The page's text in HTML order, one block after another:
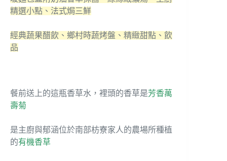
精選小點、法式焗三鮮
經典蔬果醋飲、鄉村時蔬烤盤、精緻甜點、飲
品
餐前送上的這瓶香草水，裡頭的香草是芳香萬
壽菊
是主廚與郁涵位於南部枋寮家人的農場所種植
的有機香草